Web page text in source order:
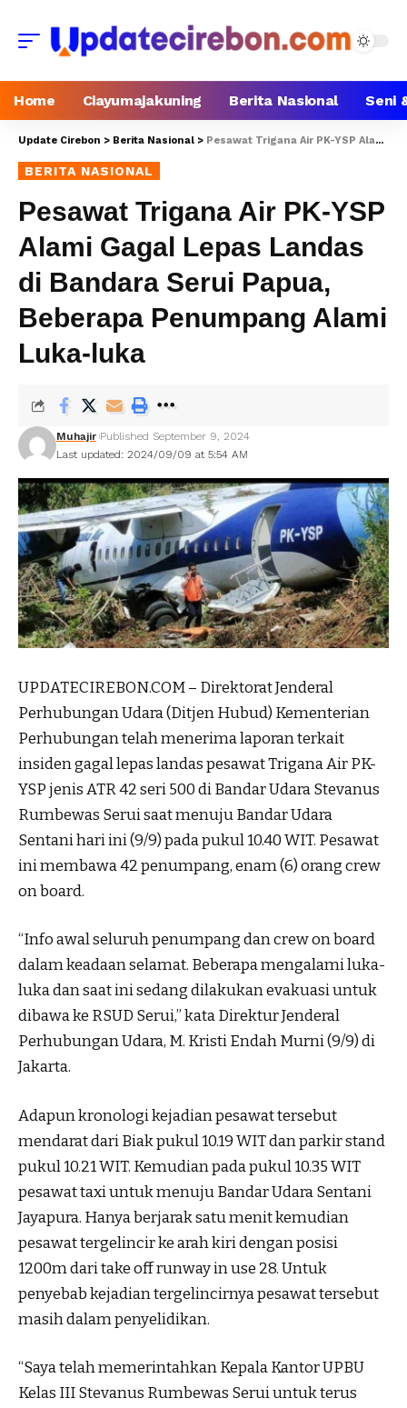
Home Ciayumajakuning Berita Nasional Seni
Update Cirebon > Berita Nasional > Pesawat Trigana Air PK-YSP Alami Gagal Lepas Landas di Bandara Serui Papua, Beberapa Penumpang Alami Luka-luka
BERITA NASIONAL
Pesawat Trigana Air PK-YSP
Alami Gagal Lepas Landas
di Bandara Serui Papua,
Beberapa Penumpang Alami
Luka-luka
Last updated: 2024/09/09 at 5:54 AM
Muhajir Published September 9, 2024
UPDATECIREBON.COM – Direktorat Jenderal
Perhubungan Udara (Ditjen Hubud) Kementerian
Perhubungan telah menerima laporan terkait
insiden gagal lepas landas pesawat Trigana Air PK-
YSP jenis ATR 42 seri 500 di Bandar Udara Stevanus
Rumbewas Serui saat menuju Bandar Udara
Sentani hari ini (9/9) pada pukul 10.40 WIT. Pesawat
ini membawa 42 penumpang, enam (6) orang crew
on board.
“Info awal seluruh penumpang dan crew on board
dalam keadaan selamat. Beberapa mengalami luka-
luka dan saat ini sedang dilakukan evakuasi untuk
dibawa ke RSUD Serui,” kata Direktur Jenderal
Perhubungan Udara, M. Kristi Endah Murni (9/9) di
Jakarta.
Adapun kronologi kejadian pesawat tersebut
mendarat dari Biak pukul 10.19 WIT dan parkir stand
pukul 10.21 WIT. Kemudian pada pukul 10.35 WIT
pesawat taxi untuk menuju Bandar Udara Sentani
Jayapura. Hanya berjarak satu menit kemudian
pesawat tergelincir ke arah kiri dengan posisi
1200m dari take off runway in use 28. Untuk
penyebab kejadian tergelincirnya pesawat tersebut
masih dalam penyelidikan.
“Saya telah memerintahkan Kepala Kantor UPBU
Kelas III Stevanus Rumbewas Serui untuk terus